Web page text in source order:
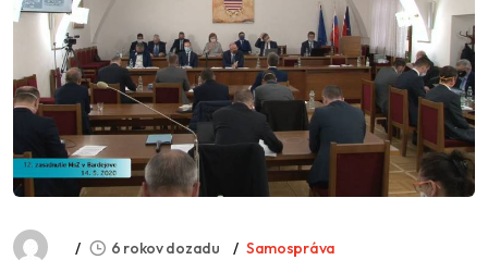
6 rokov dozadu Samospráva